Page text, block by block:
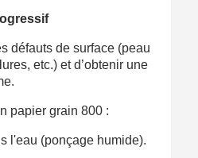
défauts de surface (peau
etc.) et d’obtenir une
papier grain 800 :
l'eau (ponçage humide).